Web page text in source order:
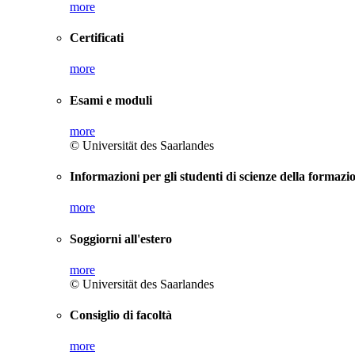
more
Certificati
more
Esami e moduli
more
© Universität des Saarlandes
Informazioni per gli studenti di scienze della
more
Soggiorni all'estero
more
© Universität des Saarlandes
Consiglio di facoltà
more